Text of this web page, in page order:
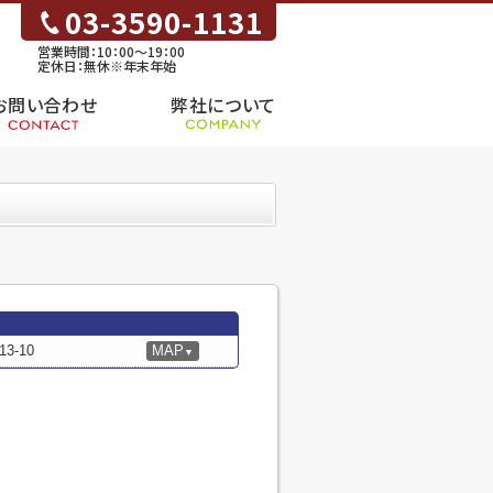
03-3590-1131
営業時間：10：00～19：00
定休日：無休※年末年始
問い合わせ 弊社について
10 MAP ▼